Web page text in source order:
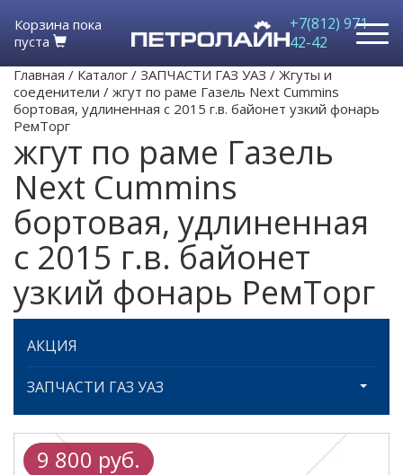
Корзина пока
пуста
+7(812) 971-
42-42
Главная / Каталог / ЗАПЧАСТИ ГАЗ УАЗ / Жгуты и
соеденители / жгут по раме Газель Next Cummins
бортовая, удлиненная с 2015 г.в. байонет узкий фонарь
РемТорг
жгут по раме Газель
Next Cummins
бортовая, удлиненная
с 2015 г.в. байонет
узкий фонарь РемТорг
АКЦИЯ
ЗАПЧАСТИ ГАЗ УАЗ
9 800 руб.